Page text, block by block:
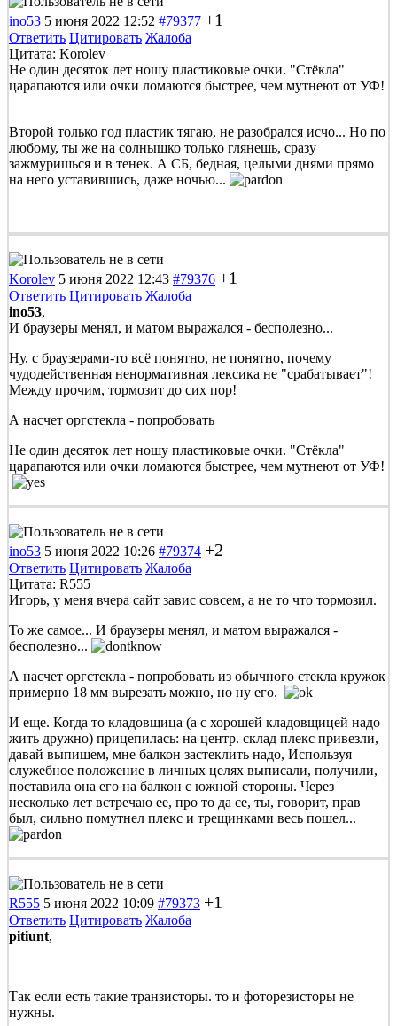
ino53 5 июня 2022 12:52 #79377 +1
Ответить Цитировать Жалоба
Цитата: Korolev
Не один десяток лет ношу пластиковые очки. "Стёкла"
царапаются или очки ломаются быстрее, чем мутнеют от УФ!
Второй только год пластик тягаю, не разобрался исчо... Но по
любому, ты же на солнышко только глянешь, сразу
зажмуришься и в тенек. А СБ, бедная, целыми днями прямо
на него уставившись, даже ночью...
Korolev 5 июня 2022 12:43 #79376 +1
Ответить Цитировать Жалоба
ino53,
И браузеры менял, и матом выражался - бесполезно...
Ну, с браузерами-то всё понятно, не понятно, почему
чудодейственная ненормативная лексика не "срабатывает"!
Между прочим, тормозит до сих пор!
А насчет оргстекла - попробовать
Не один десяток лет ношу пластиковые очки. "Стёкла"
царапаются или очки ломаются быстрее, чем мутнеют от УФ!
ino53 5 июня 2022 10:26 #79374 +2
Ответить Цитировать Жалоба
Цитата: R555
Игорь, у меня вчера сайт завис совсем, а не то что тормозил.
То же самое... И браузеры менял, и матом выражался -
бесполезно...
А насчет оргстекла - попробовать из обычного стекла кружок
примерно 18 мм вырезать можно, но ну его.
И еще. Когда то кладовщица (а с хорошей кладовщицей надо
жить дружно) прицепилась: на центр. склад плекс привезли,
давай выпишем, мне балкон застеклить надо, Используя
служебное положение в личных целях выписали, получили,
поставила она его на балкон с южной стороны. Через
несколько лет встречаю ее, про то да се, ты, говорит, прав
был, сильно помутнел плекс и трещинками весь пошел...
R555 5 июня 2022 10:09 #79373 +1
Ответить Цитировать Жалоба
pitiunt,
Так если есть такие транзисторы. то и фоторезисторы не
нужны.